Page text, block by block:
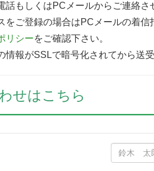
もしくはPCメールからご連絡さ
ご登録の場合はPCメールの着信
リシーをご確認下さい。
報がSSLで暗号化されてから送受
せはこちら